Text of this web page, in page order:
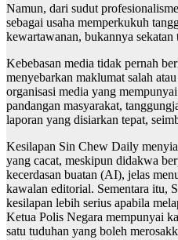
Namun, dari sudut
sebagai usaha memperkukuh
kewartawanan, bukannya sekatan
Kebebasan media tidak pernah
menyebarkan maklumat salah
organisasi media yang
pandangan masyarakat,
laporan yang disiarkan tepat,
Kesilapan Sin Chew Daily
yang cacat, meskipun didakwa
kecerdasan buatan (AI), jelas
kawalan editorial. Sementara itu,
kesilapan lebih serius apabila
Ketua Polis Negara mempunyai
satu tuduhan yang boleh